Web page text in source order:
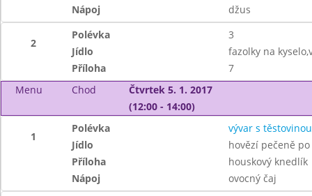
Nápoj
džus
2
Polévka
3
Jídlo
fazolky na
Příloha
7
Menu
Chod
Čtvrtek 5. 1. 2017
(12:00 - 14:00)
1
Polévka
vývar s těstovinou
Jídlo
hovězí pečeně
Příloha
houskový knedlík
Nápoj
ovocný čaj